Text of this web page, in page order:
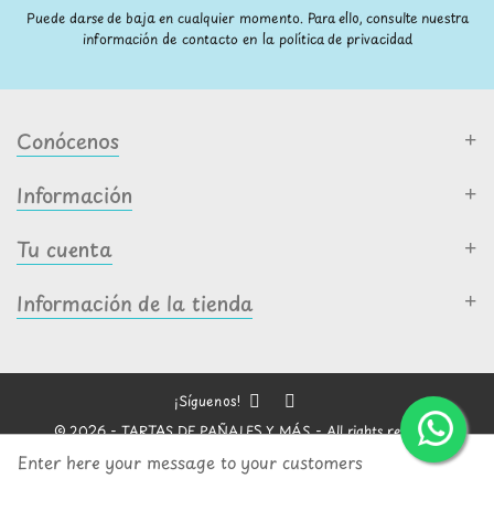
Enter here your message to your customers
Puede darse de baja en cualquier momento. Para ello, consulte nuestra
información de contacto en la política de privacidad
Conócenos
Información
Tu cuenta
Información de la tienda
© 2026 - TARTAS DE PAÑALES Y MÁS - All rights reserved
¡Síguenos!